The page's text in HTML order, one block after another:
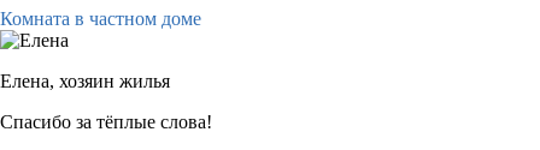
Комната в частном доме
Елена, хозяин жилья
Спасибо за тёплые слова!